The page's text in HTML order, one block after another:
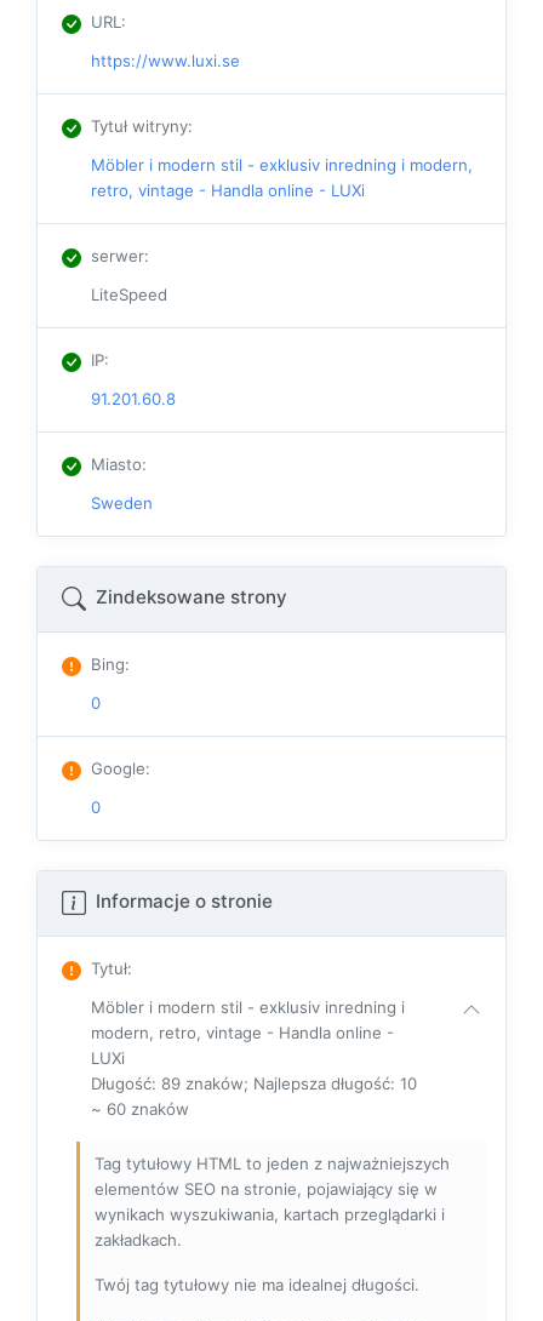
URL :
https://www.luxi.se
Tytuł witryny:
Möbler i modern stil - exklusiv inredning i modern,
retro, vintage - Handla online - LUXi
serwer:
LiteSpeed
IP:
91.201.60.8
Miasto:
Sweden
Zindeksowane strony
Bing:
0
Google:
0
Informacje o stronie
Tytuł:
Möbler i modern stil - exklusiv inredning i
modern, retro, vintage - Handla online -
LUXi
Długość: 89 znaków; Najlepsza długość: 10
~ 60 znaków
Tag tytułowy HTML to jeden z najważniejszych
elementów SEO na stronie, pojawiający się w
wynikach wyszukiwania, kartach przeglądarki i
zakładkach.
Twój tag tytułowy nie ma idealnej długości.